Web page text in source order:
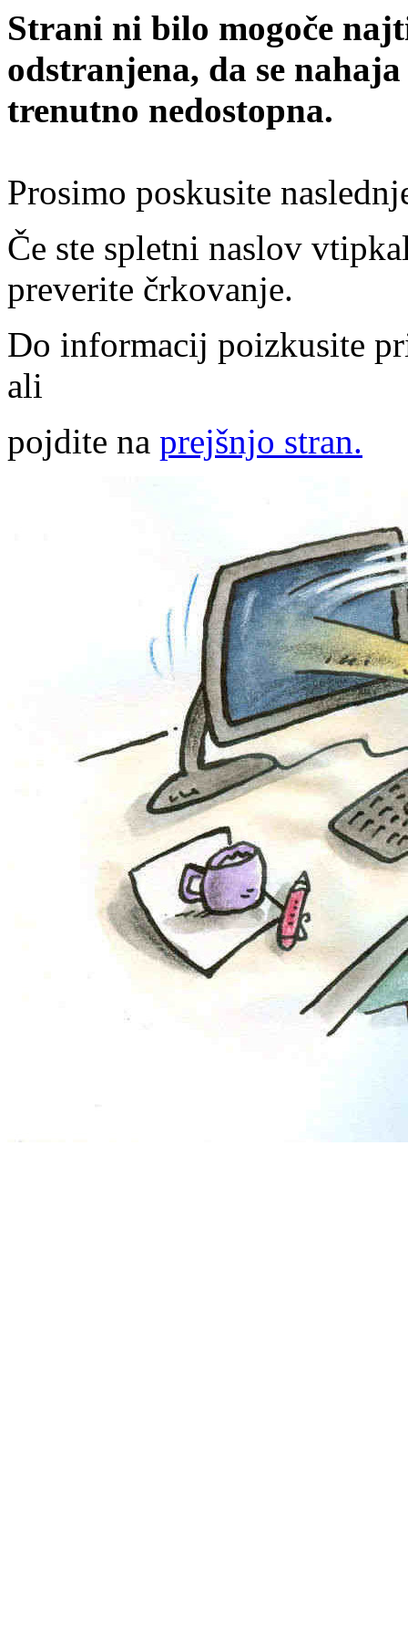
Strani ni bilo mogoče
odstranjena, da se
trenutno nedostopna.
Prosimo poskusite
Če ste spletni naslov
preverite črkovanje.
Do informacij poizkusite
ali
pojdite na prejšnjo stran.